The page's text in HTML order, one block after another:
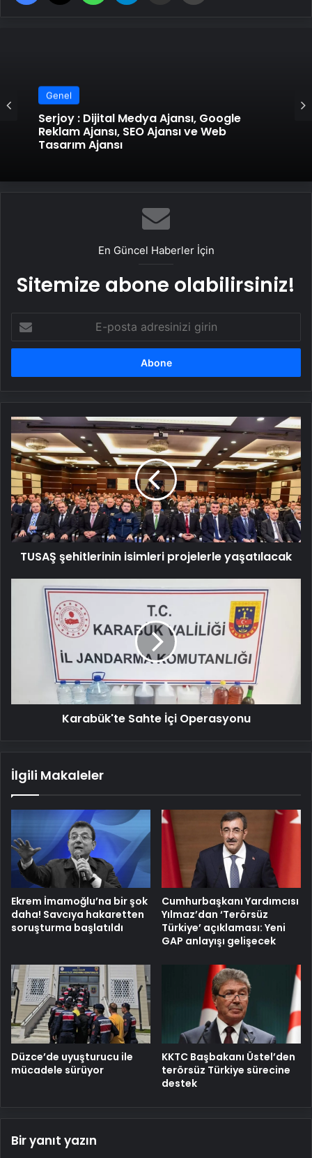
Genel
Serjoy : Dijital Medya Ajansı, Google
Reklam Ajansı, SEO Ajansı ve Web
Tasarım Ajansı
En Güncel Haberler İçin
Sitemize abone olabilirsiniz!
posta
adresinizi
TUSAŞ
şehitlerinin
isimleri
projelerle
yaşatılacak
TUSAŞ şehitlerinin isimleri projelerle yaşatılacak
Karabük'te
Operasyonu
Karabük'te Sahte İçi Operasyonu
İlgili Makaleler
Ekrem İmamoğlu’na bir şok
daha! Savcıya hakaretten
soruşturma başlatıldı
Cumhurbaşkanı Yardımcısı
Yılmaz’dan ‘Terörsüz
Türkiye’ açıklaması: Yeni
GAP anlayışı gelişecek
Düzce’de uyuşturucu ile
mücadele sürüyor
KKTC Başbakanı Üstel’den
terörsüz Türkiye sürecine
destek
Bir yanıt yazın